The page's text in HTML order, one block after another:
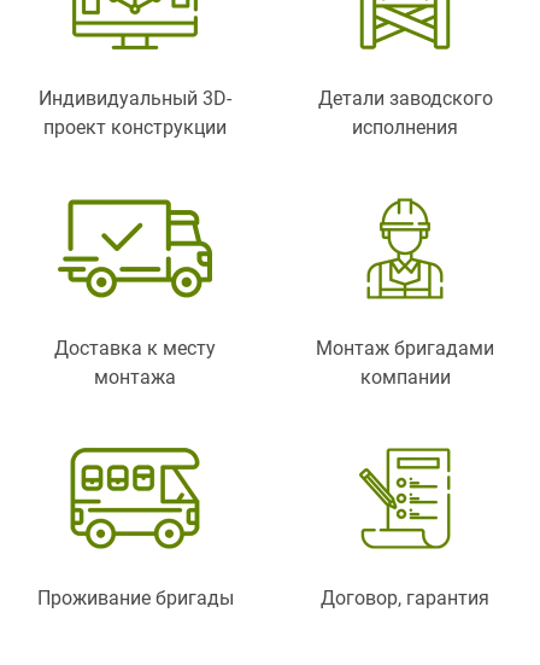
Индивидуальный 3D-
проект конструкции
Детали заводского
исполнения
Доставка к месту
монтажа
Монтаж бригадами
компании
Проживание бригады Договор, гарантия